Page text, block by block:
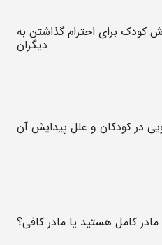
کودک برای احترام گذاشتن به
دیگران
در کودکان و علل پیدایش آن
مادر کامل هستید یا مادر کافی؟